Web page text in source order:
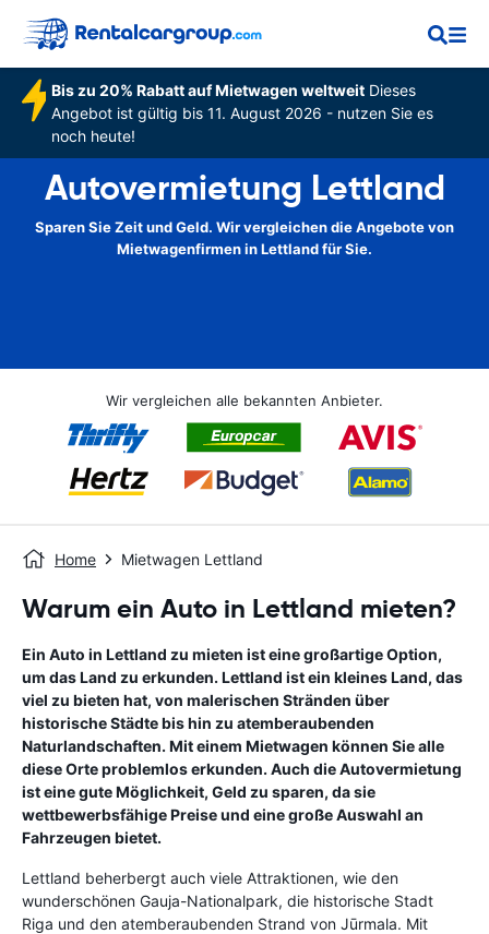
Bis zu 20% Rabatt auf Mietwagen weltweitDieses
Angebot ist gültig bis 11. August 2026 - nutzen Sie es
noch heute!
Autovermietung Lettland
Sparen Sie Zeit und Geld. Wir vergleichen die Angebote von
Mietwagenfirmen in Lettland für Sie.
Wir vergleichen alle bekannten Anbieter.
Home Mietwagen Lettland
Warum ein Auto in Lettland mieten?
Ein Auto in Lettland zu mieten ist eine großartige Option,
um das Land zu erkunden. Lettland ist ein kleines Land, das
viel zu bieten hat, von malerischen Stränden über
historische Städte bis hin zu atemberaubenden
Naturlandschaften. Mit einem Mietwagen können Sie alle
diese Orte problemlos erkunden. Auch die Autovermietung
ist eine gute Möglichkeit, Geld zu sparen, da sie
wettbewerbsfähige Preise und eine große Auswahl an
Fahrzeugen bietet.
Lettland beherbergt auch viele Attraktionen, wie den
wunderschönen Gauja-Nationalpark, die historische Stadt
Riga und den atemberaubenden Strand von Jūrmala. Mit